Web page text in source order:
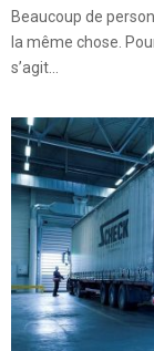
Beaucoup de
la même chose.
s’agit...